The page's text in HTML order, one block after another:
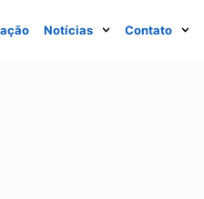
Notícias Contato